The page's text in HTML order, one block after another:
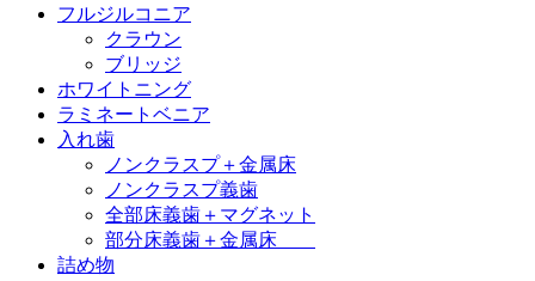
フルジルコニア
クラウン
ブリッジ
ホワイトニング
ラミネートベニア
入れ歯
ノンクラスプ＋金属床
ノンクラスプ義歯
全部床義歯＋マグネット
部分床義歯＋金属床
詰め物